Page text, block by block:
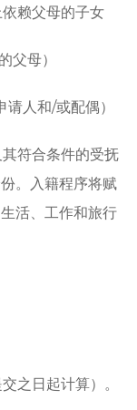
赖父母的子女
父母）
人和/或配偶）
符合条件的受抚
。入籍程序将赋
活、工作和旅行
之日起计算）。